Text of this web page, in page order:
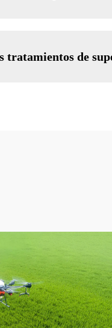
tratamientos de